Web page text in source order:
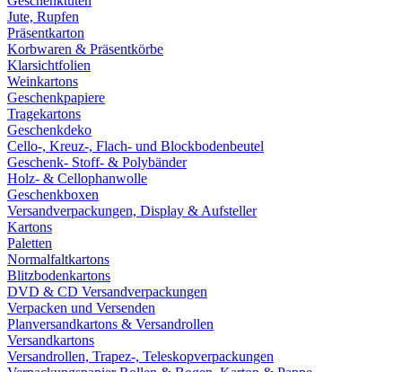
Jute, Rupfen
Präsentkarton
Korbwaren & Präsentkörbe
Klarsichtfolien
Weinkartons
Geschenkpapiere
Tragekartons
Geschenkdeko
Cello-, Kreuz-, Flach- und Blockbodenbeutel
Geschenk- Stoff- & Polybänder
Holz- & Cellophanwolle
Geschenkboxen
Versandverpackungen, Display & Aufsteller
Kartons
Paletten
Normalfaltkartons
Blitzbodenkartons
DVD & CD Versandverpackungen
Verpacken und Versenden
Planversandkartons & Versandrollen
Versandkartons
Versandrollen, Trapez-, Teleskopverpackungen